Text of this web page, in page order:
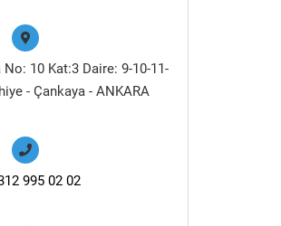
10 Kat:3 Daire: 9-10-11-
- Çankaya - ANKARA
995 02 02